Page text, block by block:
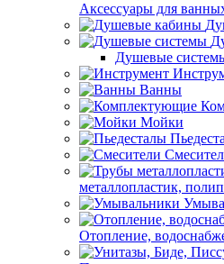
Аксессуары для
Душевые
Ванны
Мойки
металлопластик,
Отопление,